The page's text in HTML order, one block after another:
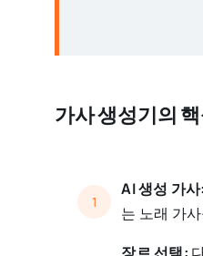
가사 생성기의
1
AI 생성 가사:
는 노래 가